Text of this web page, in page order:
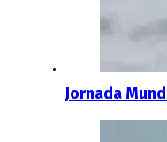
Jornada